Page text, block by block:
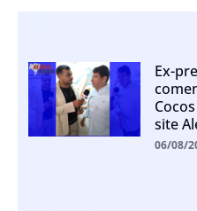
Ex-
site
06/08/